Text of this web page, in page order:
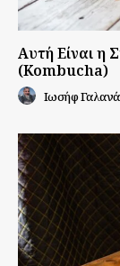
Αυτή Είναι η
(Kombucha)
Ιωσήφ